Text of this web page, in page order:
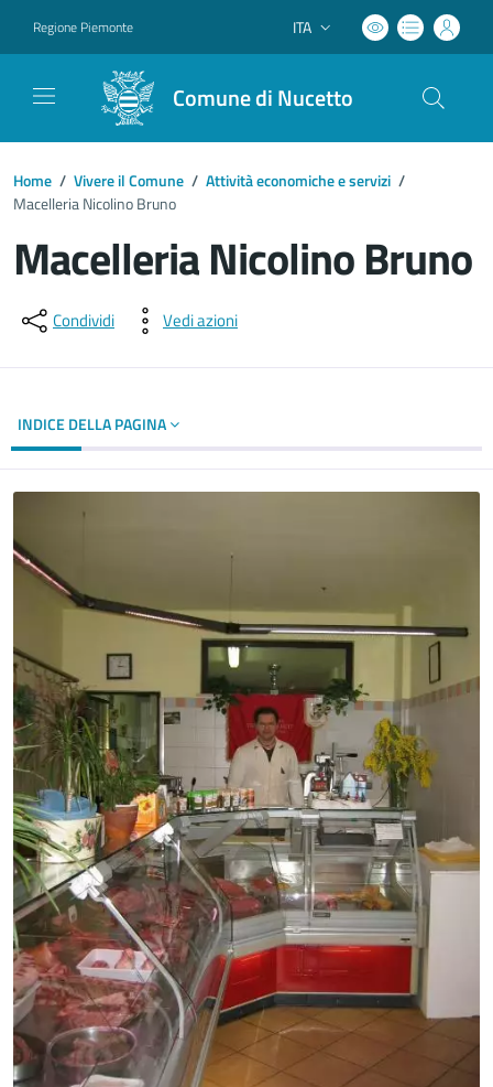
Regione Piemonte Lingua attiva:
ITA
Comune di Nucetto
Home / Vivere il Comune / Attività economiche e servizi /
Macelleria Nicolino Bruno
Macelleria Nicolino Bruno
Dettagli del documento
Condividi Vedi azioni
INDICE DELLA PAGINA